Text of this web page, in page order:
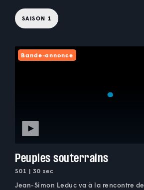
SAISON 1
Bande-annonce
Peuples souterrains
S01 | 30 sec
Jean-Simon Leduc va à la rencontre de